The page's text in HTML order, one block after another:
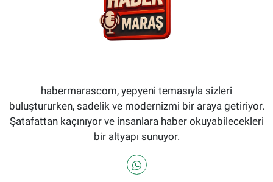
habermarascom, yepyeni temasıyla sizleri
buluştururken, sadelik ve modernizmi bir araya getiriyor.
Şatafattan kaçınıyor ve insanlara haber okuyabilecekleri
bir altyapı sunuyor.